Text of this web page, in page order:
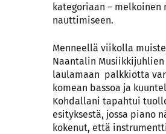
kategoriaan –
nauttimiseen.
Menneellä viikolla
Naantalin
laulamaan palkkiotta
komean bassoa ja
Kohdallani tapahtui
esityksestä, jossa piano
kokenut, että